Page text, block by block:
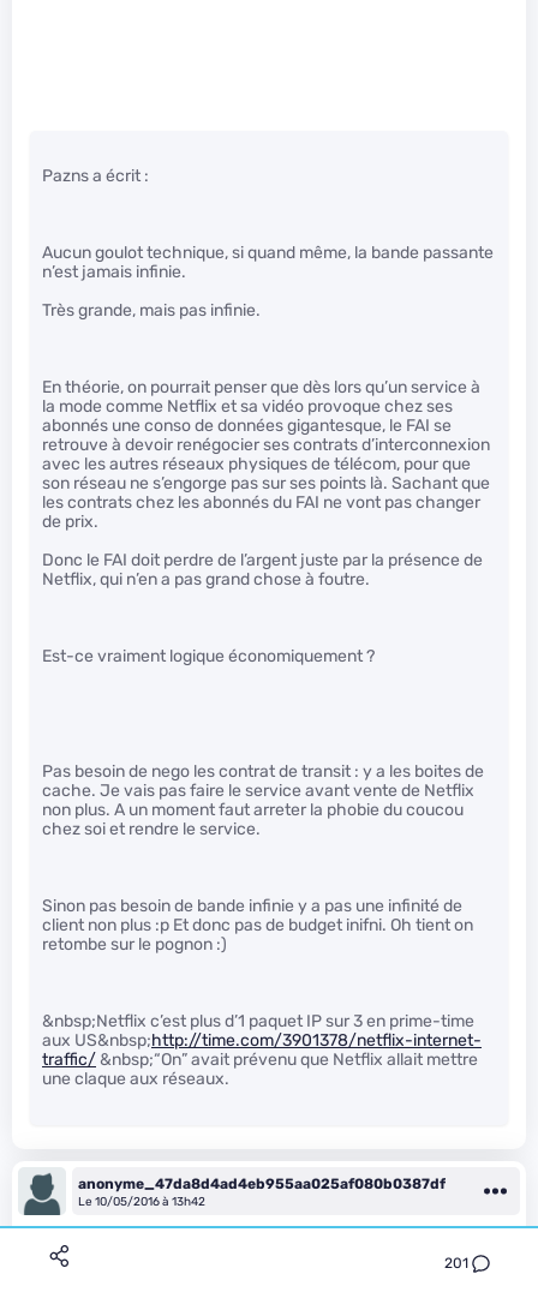
201
Pazns a écrit :
Aucun goulot technique, si quand même, la bande passante
n’est jamais infinie.
Très grande, mais pas infinie.
En théorie, on pourrait penser que dès lors qu’un service à
la mode comme Netflix et sa vidéo provoque chez ses
abonnés une conso de données gigantesque, le FAI se
retrouve à devoir renégocier ses contrats d’interconnexion
avec les autres réseaux physiques de télécom, pour que
son réseau ne s’engorge pas sur ses points là. Sachant que
les contrats chez les abonnés du FAI ne vont pas changer
de prix.
Donc le FAI doit perdre de l’argent juste par la présence de
Netflix, qui n’en a pas grand chose à foutre.
Est-ce vraiment logique économiquement ?
Pas besoin de nego les contrat de transit : y a les boites de
cache. Je vais pas faire le service avant vente de Netflix
non plus. A un moment faut arreter la phobie du coucou
chez soi et rendre le service.
Sinon pas besoin de bande infinie y a pas une infinité de
client non plus :p Et donc pas de budget inifni. Oh tient on
retombe sur le pognon :)
&nbsp;Netflix c’est plus d’1 paquet IP sur 3 en prime-time
aux US&nbsp;http://time.com/3901378/netflix-internet-
traffic/&nbsp;“On” avait prévenu que Netflix allait mettre
une claque aux réseaux.
anonyme_47da8d4ad4eb955aa025af080b0387df
Le 10/05/2016 à 13h42